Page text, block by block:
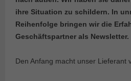
ihre Situation zu schildern. In
Reihenfolge bringen wir die
Geschäftspartner als Newsletter.
Den Anfang macht unser Lieferant